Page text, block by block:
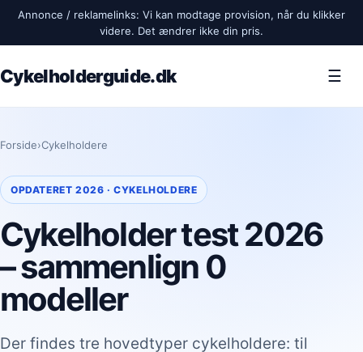
Annonce / reklamelinks: Vi kan modtage provision, når du klikker
videre. Det ændrer ikke din pris.
Cykelholderguide.dk ☰
Forside›Cykelholdere
OPDATERET 2026 · CYKELHOLDERE
Cykelholder test 2026
– sammenlign 0
modeller
Der findes tre hovedtyper cykelholdere: til